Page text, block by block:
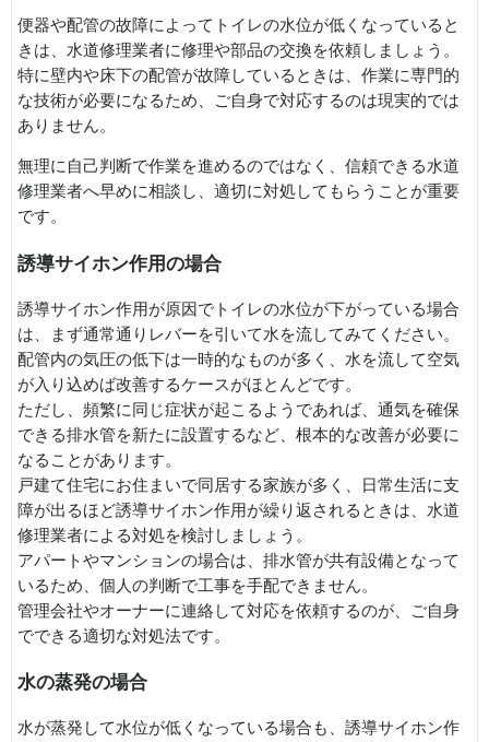
便器や配管の故障によってトイレの水位が低くなっていると
きは、水道修理業者に修理や部品の交換を依頼しましょう。
特に壁内や床下の配管が故障しているときは、作業に専門的
な技術が必要になるため、ご自身で対応するのは現実的では
ありません。
無理に自己判断で作業を進めるのではなく、信頼できる水道
修理業者へ早めに相談し、適切に対処してもらうことが重要
です。
誘導サイホン作用の場合
誘導サイホン作用が原因でトイレの水位が下がっている場合
は、まず通常通りレバーを引いて水を流してみてください。
配管内の気圧の低下は一時的なものが多く、水を流して空気
が入り込めば改善するケースがほとんどです。
ただし、頻繁に同じ症状が起こるようであれば、通気を確保
できる排水管を新たに設置するなど、根本的な改善が必要に
なることがあります。
戸建て住宅にお住まいで同居する家族が多く、日常生活に支
障が出るほど誘導サイホン作用が繰り返されるときは、水道
修理業者による対処を検討しましょう。
アパートやマンションの場合は、排水管が共有設備となって
いるため、個人の判断で工事を手配できません。
管理会社やオーナーに連絡して対応を依頼するのが、ご自身
でできる適切な対処法です。
水の蒸発の場合
水が蒸発して水位が低くなっている場合も、誘導サイホン作